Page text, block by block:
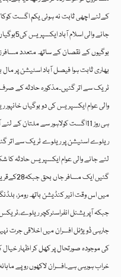
کےلئے اچھی ثابت نہ ہوئی یکم اگست
جانے
بھاری ثابت ہوا فیصل آباد اسٹیشن پر مال
والی عوام ایکسپریس کی دو بوگیاں
ہی روز 11اگست کولاہور سے ملتان کے
گئیں
میں اس وقت ائیر کنڈیشن باتھ رومز،
جبکہ آپریشنل انفراسٹرکچر
جارہی ڈویژنل افسران میں اخلاقی جرت
کی موجودہ صورتحال پر کھل کر اظہار
خراب ہورہی ہے۔افسران لاکھوں روپے